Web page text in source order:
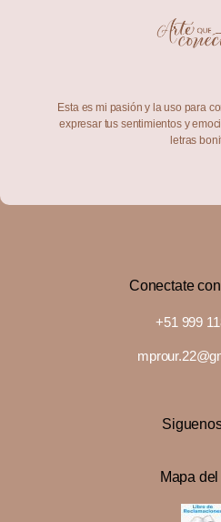
Esta es mi pasión y la uso para
expresar tus sentimientos y
letras
Conectate
+51 999
Mapa